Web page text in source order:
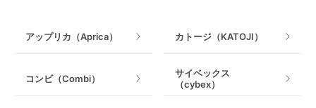
室内遊具
アップリカ（Aprica） カトージ（KATOJI）
コンビ（Combi）
サイベックス
（cybex）